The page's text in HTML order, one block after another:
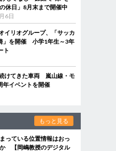
休日」8月末まで開催中
6日
イリオグループ、「サッカ
」を開催 小学1年生～3年
ト
けてきた車両 嵐山線・モ
年イベントを開催
もっと見る
っている位置情報はおっ
【岡嶋教授のデジタル